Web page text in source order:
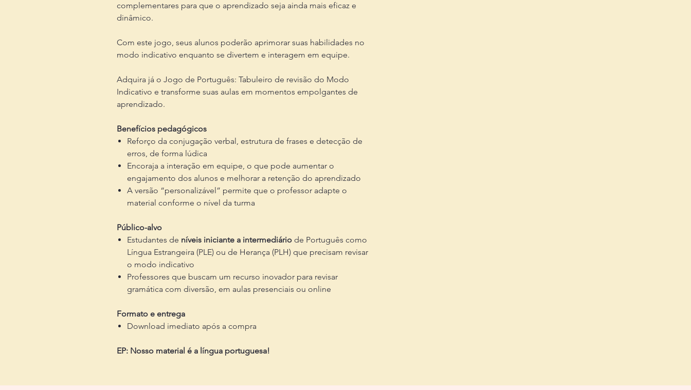
complementares para que o aprendizado seja ainda mais eficaz e
dinâmico.
Com este jogo, seus alunos poderão aprimorar suas habilidades no
modo indicativo enquanto se divertem e interagem em equipe.
Adquira já o Jogo de Português: Tabuleiro de revisão do Modo
Indicativo e transforme suas aulas em momentos empolgantes de
aprendizado.
Benefícios pedagógicos
Reforço da conjugação verbal, estrutura de frases e detecção de
erros, de forma lúdica
Encoraja a interação em equipe, o que pode aumentar o
engajamento dos alunos e melhorar a retenção do aprendizado
A versão “personalizável” permite que o professor adapte o
material conforme o nível da turma
Público-alvo
Estudantes de níveis iniciante a intermediário de Português como
Língua Estrangeira (PLE) ou de Herança (PLH) que precisam revisar
o modo indicativo
Professores que buscam um recurso inovador para revisar
gramática com diversão, em aulas presenciais ou online
Formato e entrega
Download imediato após a compra
EP: Nosso material é a língua portuguesa!